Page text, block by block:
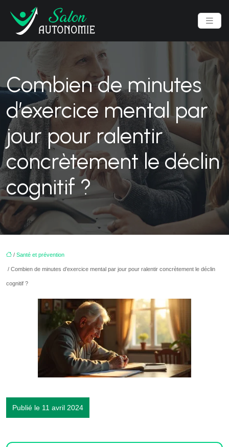
Combien de minutes
d’exercice mental par
jour pour ralentir
concrètement le déclin
cognitif ?
/ Santé et prévention
/ Combien de minutes d’exercice mental par jour pour ralentir concrètement le déclin
cognitif ?
Publié le 11 avril 2024